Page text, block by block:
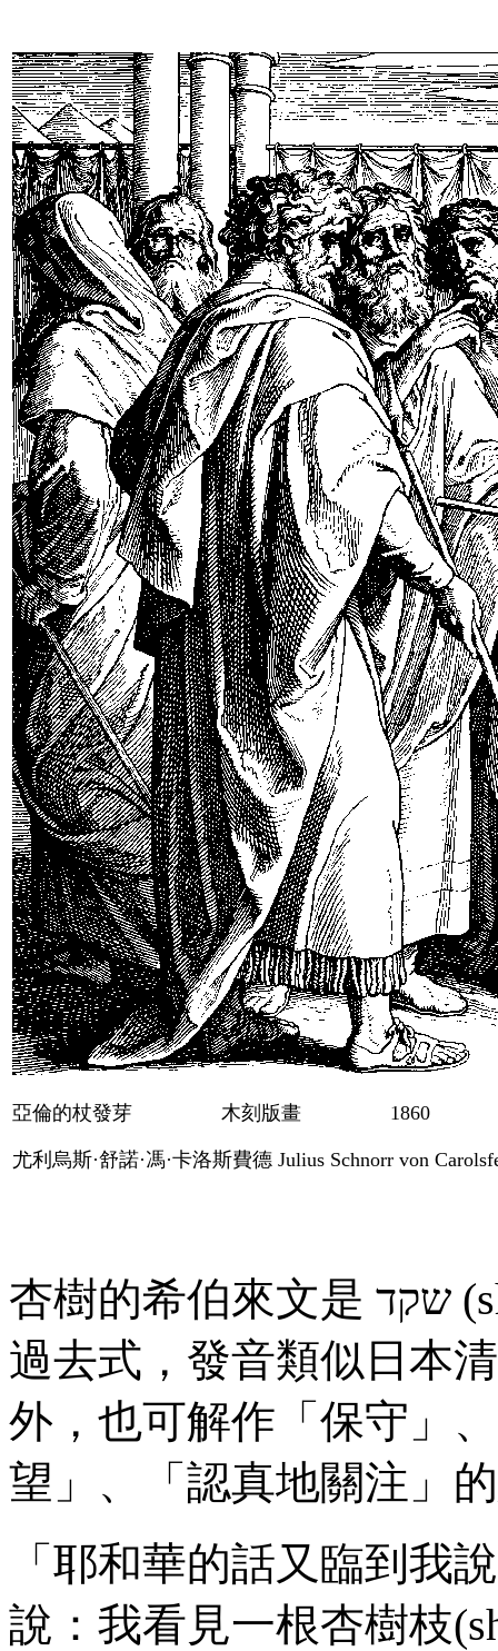
亞倫的杖發芽 木刻版畫 1860
尤利烏斯·舒諾·馮·卡洛斯費德 Julius Schnorr von
杏樹的希伯來文是 (
過去式，發音類似日本
外，也可解作「保守」
望」、「認真地關注」
「耶和華的話又臨到我
說：我看見一根杏樹枝(